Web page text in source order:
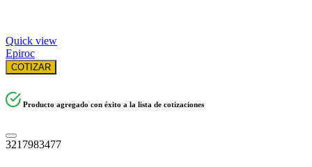
Quick view
Epiroc
COTIZAR
Producto agregado con éxito a la lista de cotizaciones
3217983477